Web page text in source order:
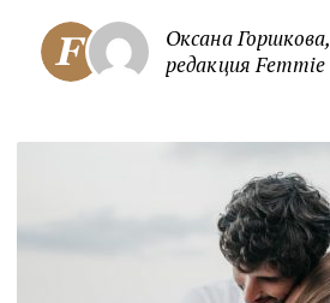
Оксана Горшкова,
редакция Femmie